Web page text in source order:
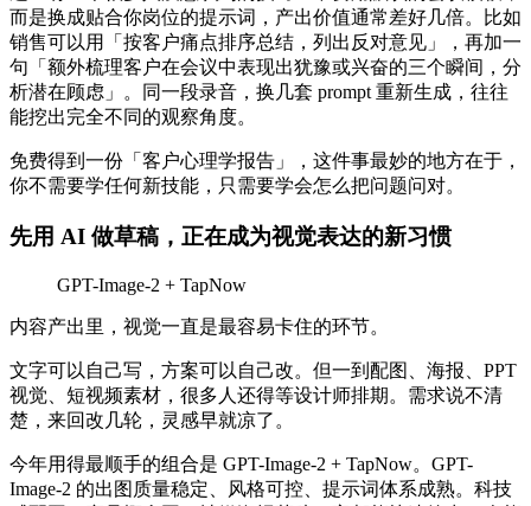
而是换成贴合你岗位的提示词，产出价值通常差好几倍。比如
销售可以用「按客户痛点排序总结，列出反对意见」，再加一
句「额外梳理客户在会议中表现出犹豫或兴奋的三个瞬间，分
析潜在顾虑」。同一段录音，换几套 prompt 重新生成，往往
能挖出完全不同的观察角度。
免费得到一份「客户心理学报告」，这件事最妙的地方在于，
你不需要学任何新技能，只需要学会怎么把问题问对。
先用 AI 做草稿，正在成为视觉表达的新习惯
GPT-Image-2 + TapNow
内容产出里，视觉一直是最容易卡住的环节。
文字可以自己写，方案可以自己改。但一到配图、海报、PPT
视觉、短视频素材，很多人还得等设计师排期。需求说不清
楚，来回改几轮，灵感早就凉了。
今年用得最顺手的组合是 GPT-Image-2 + TapNow。GPT-
Image-2 的出图质量稳定、风格可控、提示词体系成熟。科技